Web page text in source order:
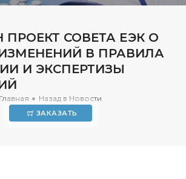
ПРОЕКТ СОВЕТА ЕЭК О
В ПРАВИЛА
И ЭКСПЕРТИЗЫ
Главная Назад в Новости
ЗАКАЗАТЬ